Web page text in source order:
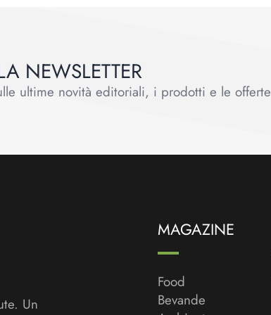
NEWSLETTER
ultime novità editoriali, i prodotti e le offerte
Un
MAGAZINE
Food
Bevande